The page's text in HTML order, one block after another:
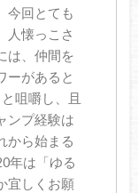
今回とても
人懐っこさ
は、仲間を
ーがあると
咀嚼し、且
ンプ経験は
から始まる
年は「ゆる
宜しくお願